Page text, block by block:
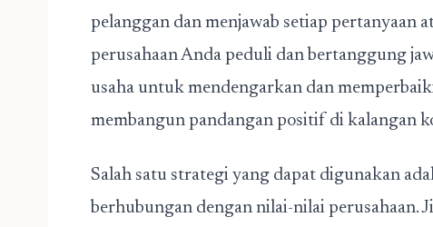
pelanggan dan menjawab setiap pertanyaan
perusahaan Anda peduli dan bertanggung
usaha untuk mendengarkan dan
membangun pandangan positif di kalangan
Salah satu strategi yang dapat digunakan
berhubungan dengan nilai-nilai perusahaan.